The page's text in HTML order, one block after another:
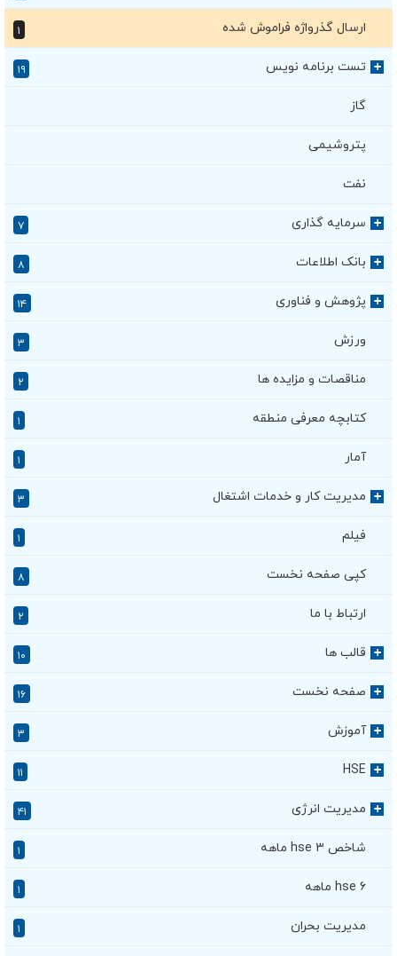
ارسال گذرواژه فراموش شده
+ تست برنامه نویس ۱۹
گاز
پتروشیمی
نفت
+ سرمایه گذاری ۷
+ بانک اطلاعات ۸
+ پژوهش و فناوری ۱۴
ورزش ۳
مناقصات و مزایده ها ۲
کتابچه معرفی منطقه
آمار
+ مدیریت کار و خدمات اشتغال ۳
فیلم
کپی صفحه نخست ۸
ارتباط با ما ۲
+ قالب ها ۱۰
+ صفحه نخست ۱۶
+ آموزش ۳
+
HSE
+ مدیریت انرژی ۴۱
شاخص hse ۳ ماهه
hse ۶ ماهه
مدیریت بحران